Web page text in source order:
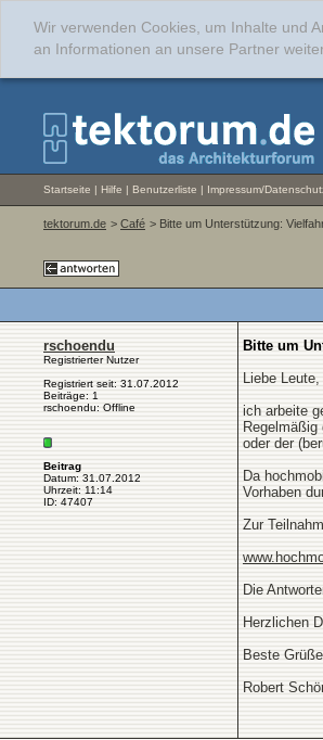
Wir verwenden Cookies, um Inhalte und
an Informationen an unsere Partner
Startseite | Hilfe | Benutzerliste | Impressum/
tektorum.de > Café > Bitte um Unterstützung:
rschoendu
Registrierter Nutzer
Registriert seit: 31.07.2012
Beiträge: 1
rschoendu: Offline
Beitrag
Datum: 31.07.2012
Uhrzeit: 11:14
ID: 47407
Bitte um
Liebe Leute,
ich arbeite
oder der
Da
Vorhaben
Zur
Die
Herzlichen
Beste Grüße
Robert